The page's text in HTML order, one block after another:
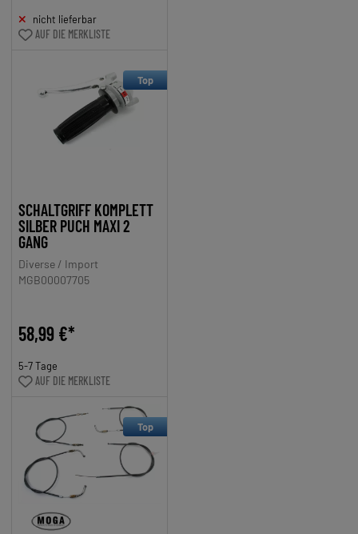
nicht lieferbar
AUF DIE MERKLISTE
Top
SCHALTGRIFF KOMPLETT
SILBER PUCH MAXI 2
GANG
Diverse / Import
MGB00007705
58,99 €*
5-7 Tage
AUF DIE MERKLISTE
Top